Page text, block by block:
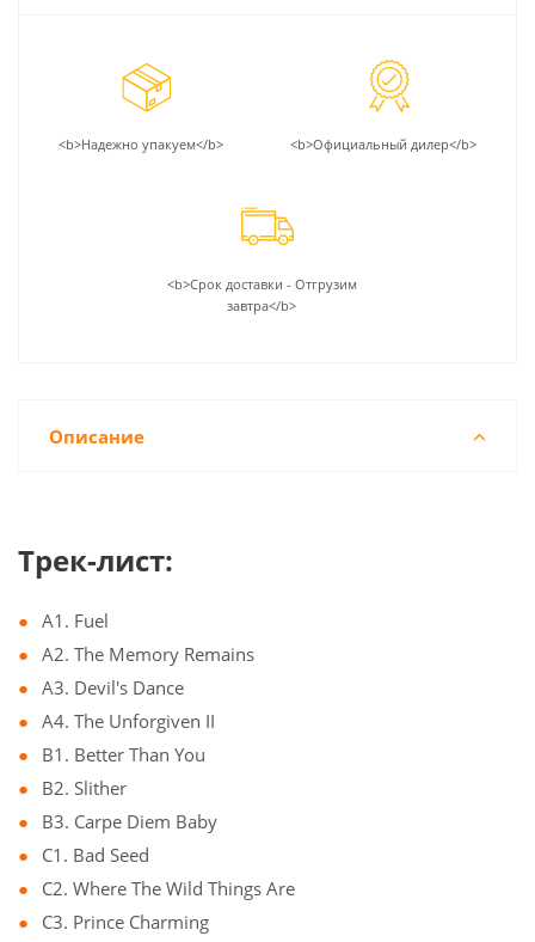
<b>Надежно упакуем</b> <b>Официальный дилер</b>
<b>Срок доставки - Отгрузим
завтра</b>
Описание
Трек-лист:
A1. Fuel
A2. The Memory Remains
A3. Devil's Dance
A4. The Unforgiven II
B1. Better Than You
B2. Slither
B3. Carpe Diem Baby
C1. Bad Seed
C2. Where The Wild Things Are
C3. Prince Charming